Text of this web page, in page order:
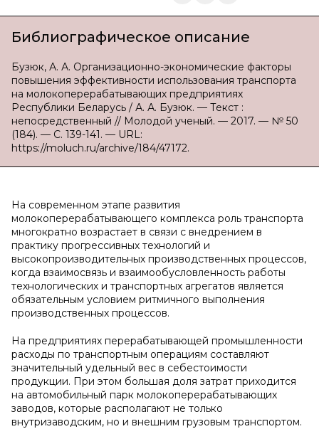
Библиографическое описание
Бузюк, А. А. Организационно-экономические факторы
повышения эффективности использования транспорта
на молокоперерабатывающих предприятиях
Республики Беларусь / А. А. Бузюк. — Текст :
непосредственный // Молодой ученый. — 2017. — № 50
(184). — С. 139-141. — URL:
https://moluch.ru/archive/184/47172.
На современном этапе развития
молокоперерабатывающего комплекса роль транспорта
многократно возрастает в связи с внедрением в
практику прогрессивных технологий и
высокопроизводительных производственных процессов,
когда взаимосвязь и взаимообусловленность работы
технологических и транспортных агрегатов является
обязательным условием ритмичного выполнения
производственных процессов.
На предприятиях перерабатывающей промышленности
расходы по транспортным операциям составляют
значительный удельный вес в себестоимости
продукции. При этом большая доля затрат приходится
на автомобильный парк молокоперерабатывающих
заводов, которые располагают не только
внутризаводским, но и внешним грузовым транспортом.